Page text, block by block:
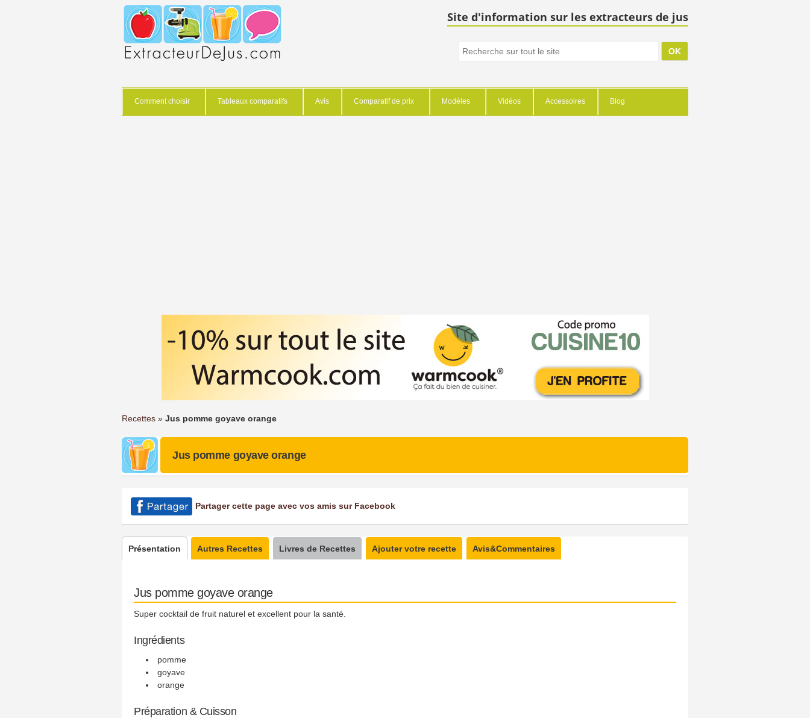
Site d'information sur les extracteurs de jus
Comment choisir Tableaux comparatifs Avis Comparatif de prix Modèles Vidéos Accessoires Blog
Recettes » Jus pomme goyave orange
Jus pomme goyave orange
Partager cette page avec vos amis sur Facebook
Présentation Autres Recettes Livres de Recettes Ajouter votre recette Avis&Commentaires
Jus pomme goyave orange
Super cocktail de fruit naturel et excellent pour la santé.
Ingrédients
pomme
goyave
orange
Préparation & Cuisson